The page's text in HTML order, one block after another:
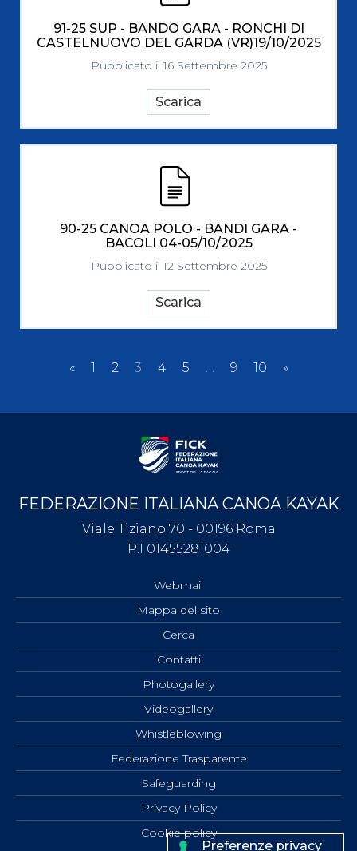
91-25 SUP - BANDO GARA - RONCHI DI
CASTELNUOVO DEL GARDA (VR)19/10/2025
Pubblicato il 16 Settembre 2025
Scarica
90-25 CANOA POLO - BANDI GARA -
BACOLI 04-05/10/2025
Pubblicato il 12 Settembre 2025
Scarica
« 1 2 3 4 5 9 10 »
FEDERAZIONE ITALIANA CANOA KAYAK
Viale Tiziano 70 - 00196 Roma
P.I 01455281004
Webmail
Mappa del sito
Cerca
Contatti
Photogallery
Videogallery
Whistleblowing
Federazione Trasparente
Safeguarding
Privacy Policy
Cookie policy